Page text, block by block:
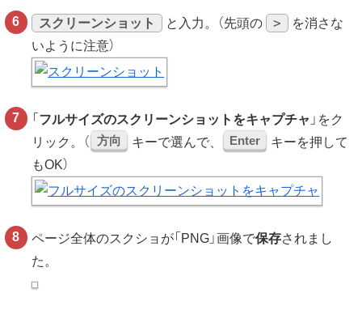
スクリーンショット と入力。（先頭の >
を消さな
いように注意）
「 フルサイズのスクリーンショットをキャプチャ 」をク
リック。（
方向 キーで選んで、 Enter
キーを押して
もOK）
ページ全体のスクショが「PNG」画像で保存されまし
た。